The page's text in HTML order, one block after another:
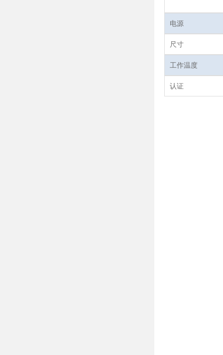
电源
尺寸
工作温度
认证